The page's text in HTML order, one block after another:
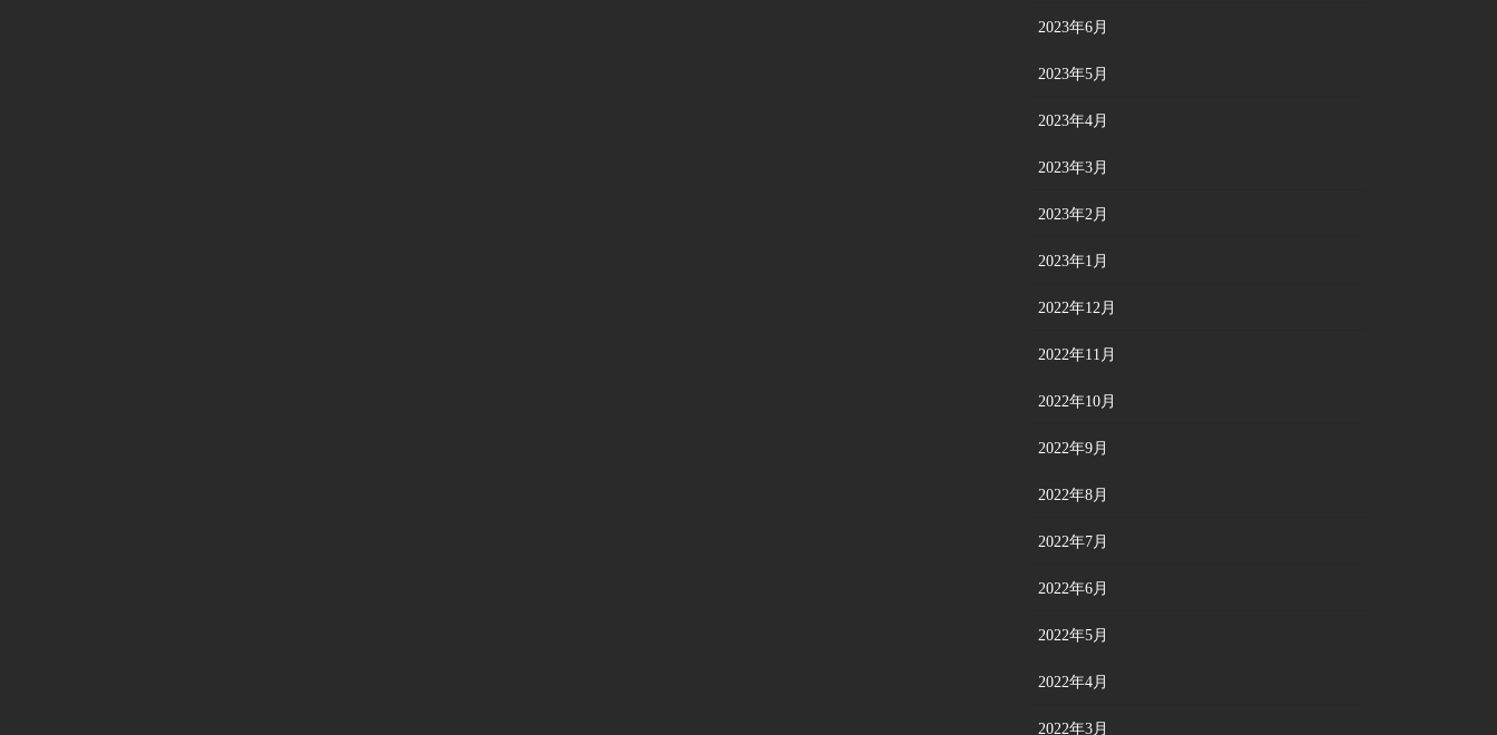
2023年6月
2023年5月
2023年4月
2023年3月
2023年2月
2023年1月
2022年12月
2022年11月
2022年10月
2022年9月
2022年8月
2022年7月
2022年6月
2022年5月
2022年4月
2022年3月